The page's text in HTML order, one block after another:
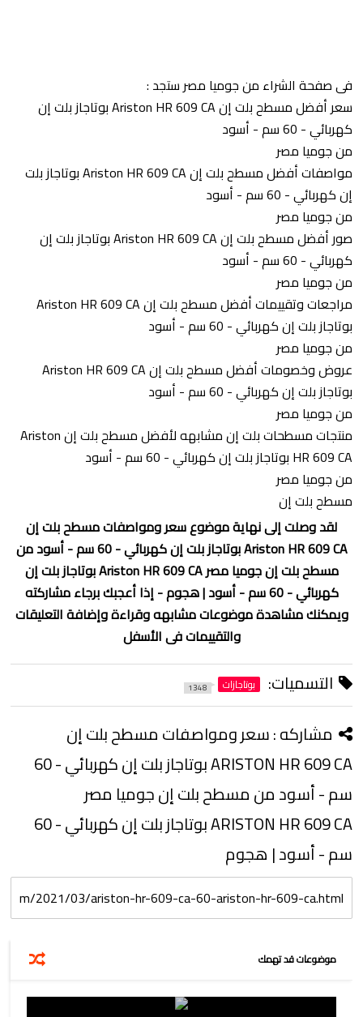
فى صفحة الشراء من جوميا مصر ستجد :
سعر أفضل مسطح بلت إن Ariston HR 609 CA بوتاجاز بلت إن
كهربائي - 60 سم - أسود
من جوميا مصر
مواصفات أفضل مسطح بلت إن Ariston HR 609 CA بوتاجاز بلت
إن كهربائي - 60 سم - أسود
من جوميا مصر
صور أفضل مسطح بلت إن Ariston HR 609 CA بوتاجاز بلت إن
كهربائي - 60 سم - أسود
من جوميا مصر
مراجعات وتقييمات أفضل مسطح بلت إن Ariston HR 609 CA
بوتاجاز بلت إن كهربائي - 60 سم - أسود
من جوميا مصر
عروض وخصومات أفضل مسطح بلت إن Ariston HR 609 CA
بوتاجاز بلت إن كهربائي - 60 سم - أسود
من جوميا مصر
منتجات مسطحات بلت إن مشابهه لأفضل مسطح بلت إن Ariston
HR 609 CA بوتاجاز بلت إن كهربائي - 60 سم - أسود
من جوميا مصر
مسطح بلت إن
لقد وصلت إلى نهاية موضوع سعر ومواصفات مسطح بلت إن
Ariston HR 609 CA بوتاجاز بلت إن كهربائي - 60 سم - أسود من
مسطح بلت إن جوميا مصر Ariston HR 609 CA بوتاجاز بلت إن
كهربائي - 60 سم - أسود | هجوم - إذا أعجبك برجاء مشاركته
ويمكنك مشاهدة موضوعات مشابهه وقراءة وإضافة التعليقات
والتقييمات فى الأسفل
التسميات: بوتاجازات 1348
مشاركه :سعر ومواصفات مسطح بلت إن
ARISTON HR 609 CA بوتاجاز بلت إن كهربائي - 60
سم - أسود من مسطح بلت إن جوميا مصر
ARISTON HR 609 CA بوتاجاز بلت إن كهربائي - 60
سم - أسود | هجوم
موضوعات قد تهمك